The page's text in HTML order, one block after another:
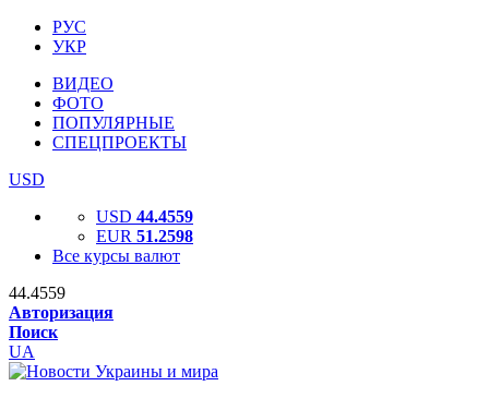
РУС
УКР
ВИДЕО
ФОТО
ПОПУЛЯРНЫЕ
СПЕЦПРОЕКТЫ
USD
USD 44.4559
EUR 51.2598
Все курсы валют
44.4559
Авторизация
Поиск
UA